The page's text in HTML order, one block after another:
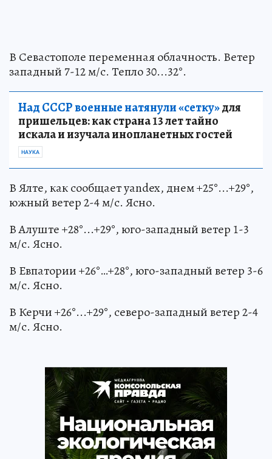
В Севастополе переменная облачность. Ветер
западный 7-12 м/с. Тепло 30...32°.
Над СССР военные натянули «сетку»для
пришельцев: как страна 13 лет тайно
искала и изучала инопланетных гостей
НАУКА
В Ялте, как сообщает yandex, днем +25°...+29°,
южный ветер 2-4 м/с. Ясно.
В Алуште +28°...+29°, юго-западный ветер 1-3
м/с. Ясно.
В Евпатории +26°…+28°, юго-западный ветер 3-6
м/с. Ясно.
В Керчи +26°...+29°, северо-западный ветер 2-4
м/с. Ясно.